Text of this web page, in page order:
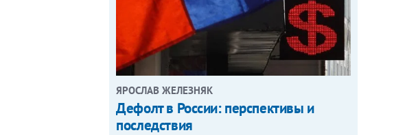
ЯРОСЛАВ ЖЕЛЕЗНЯК
Дефолт в России: перспективы и
последствия